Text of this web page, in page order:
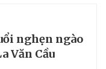
nghẹn ngào
Văn Cầu